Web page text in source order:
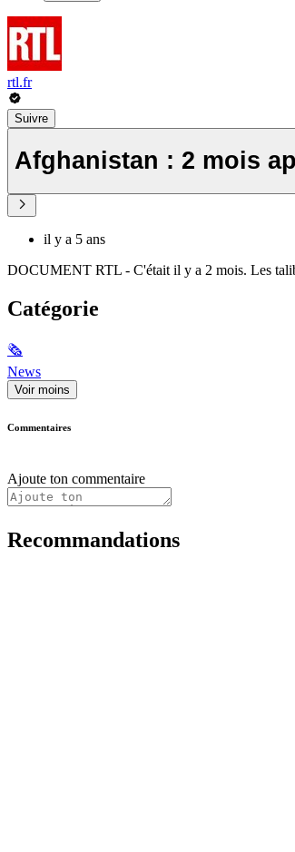
rtl.fr
Suivre
Afghanistan : 2 mois
il y a 5 ans
DOCUMENT RTL - C'était il y a 2 mois. Les
Catégorie
🗞
News
Voir moins
Commentaires
Ajoute ton commentaire
Recommandations